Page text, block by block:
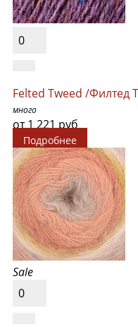
0
Felted Tweed /Филтед
много
от 1 221 руб
Подробнее
Sale
0